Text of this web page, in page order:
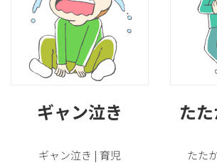
ギャン泣き
ギャン泣き | 育児
た
たた